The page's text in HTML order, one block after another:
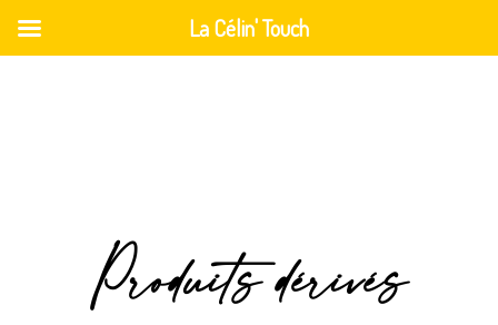
Produits dérivés
La Célin' Touch